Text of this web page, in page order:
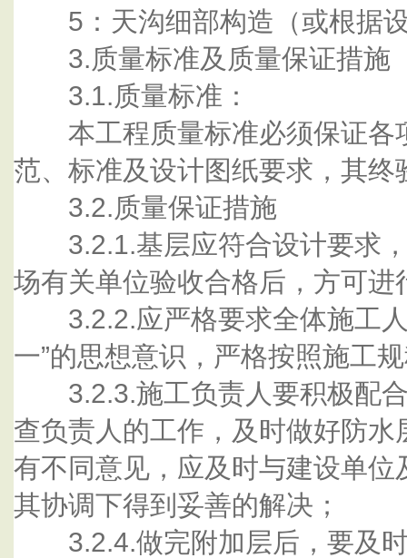
5：天沟细部构造（或根据
3.质量标准及质量保证措施
3.1.质量标准：
本工程质量标准必须保证各
范、标准及设计图纸要求，其
3.2.质量保证措施
3.2.1.基层应符合设计要求，
场有关单位验收合格后，方可
3.2.2.应严格要求全体施工人
一”的思想意识，严格按照施工
3.2.3.施工负责人要积极配合
查负责人的工作，及时做好防
有不同意见，应及时与建设单
其协调下得到妥善的解决；
3.2.4.做完附加层后，要及时